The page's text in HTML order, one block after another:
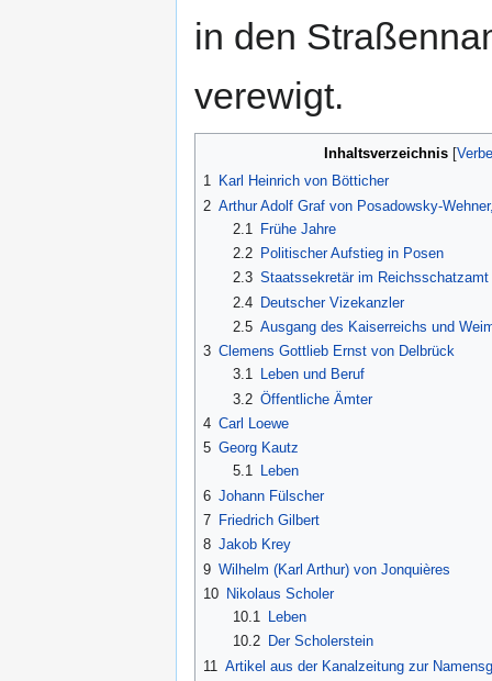
in den
verewigt.
Inhaltsverzeichnis
1 Karl Heinrich von Bötticher
2 Arthur Adolf Graf von Posadowsky-
2.1
Frühe Jahre
2.2
Politischer Aufstieg in Posen
2.3 Staatssekretär im Reichsschatzamt
2.4
Deutscher Vizekanzler
2.5 Ausgang des Kaiserreichs und
3 Clemens Gottlieb Ernst von Delbrück
3.1
Leben und Beruf
3.2 Öffentliche Ämter
4 Carl Loewe
5 Georg Kautz
5.1
Leben
6 Johann Fülscher
7 Friedrich Gilbert
8 Jakob Krey
9 Wilhelm (Karl Arthur) von Jonquières
10 Nikolaus Scholer
10.1
Leben
10.2
Der Scholerstein
11 Artikel aus der Kanalzeitung zur